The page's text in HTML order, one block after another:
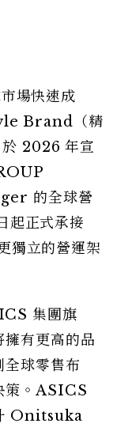
場快速成
Brand（精
2026 年宣
的全球營
起正式承接
立的營運架
集團旗
有更高的品
全球零售布
策。ASICS
Onitsuka